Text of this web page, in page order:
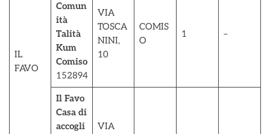
IL
FAVO
Comun
ità
Talità
Kum
Comiso
152894
VIA
TOSCA
NINI,
10
COMIS
O
1 –
Il Favo
Casa di
accogli
VIA